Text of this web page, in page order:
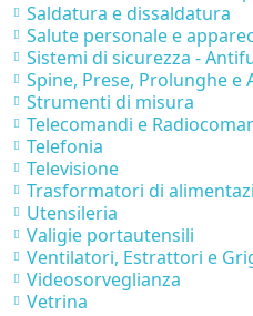
Saldatura e dissaldatura
Salute personale e
Sistemi di sicurezza -
Spine, Prese, Prolunghe
Strumenti di misura
Telecomandi e
Telefonia
Televisione
Trasformatori di
Utensileria
Valigie portautensili
Ventilatori, Estrattori e
Videosorveglianza
Vetrina